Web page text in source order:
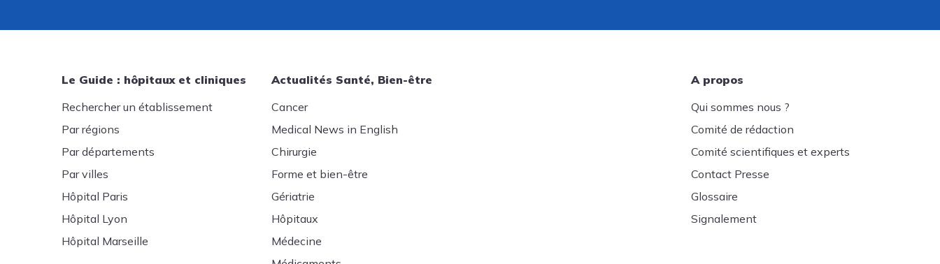
Le Guide : hôpitaux et cliniques
Rechercher un établissement
Par régions
Par départements
Par villes
Hôpital Paris
Hôpital Lyon
Hôpital Marseille
Actualités Santé, Bien-être
Cancer
Medical News in English
Chirurgie
Forme et bien-être
Gériatrie
Hôpitaux
Médecine
A propos
Qui sommes nous ?
Comité de rédaction
Comité scientifiques et experts
Contact Presse
Glossaire
Signalement